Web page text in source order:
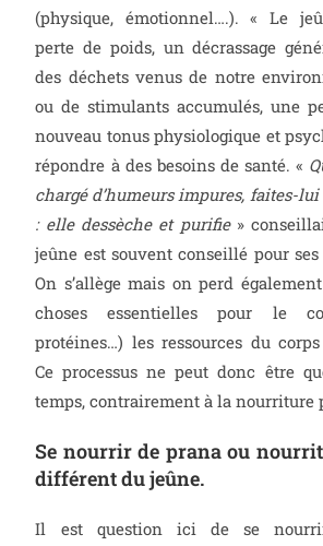
(physique, émotionnel….). « Le
perte de poids, un décrassage
des déchets venus de notre
ou de stimulants accumulés, une
nouveau tonus physiologique et
répondre à des besoins de santé. «
chargé d’humeurs impures, faites-
: elle dessèche et purifie»
jeûne est souvent conseillé pour
On s’allège mais on perd
choses essentielles pour le
protéines…) les ressources du
Ce processus ne peut donc être
temps, contrairement à la nourriture
Se nourrir de prana ou
différent du jeûne.
Il est question ici de se